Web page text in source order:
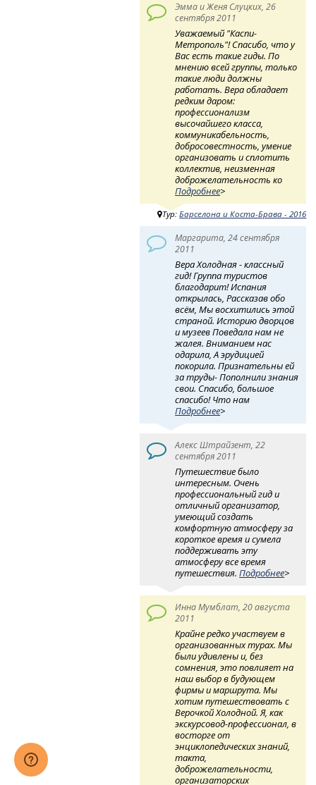
Эмма и Женя Слуцких, 26
сентября 2011
Уважаемый "Каспи-
Метрополь"! Спасибо, что у
Вас есть такие гиды. По
мнению всей группы, только
такие люди должны
работать. Вера обладает
редким даром:
профессионализм
высочайшего класса,
коммуникабельность,
добросовестность, умение
организовать и сплотить
коллектив, неизменная
доброжелательность ко
Подробнее>
Тур:Барселона и Коста-Брава - 2016
Маргарита, 24 сентября
2011
Вера Холодная - классный
гид! Группа туристов
благодарит! Испания
открылась, Рассказав обо
всём, Мы восхитились этой
страной. Историю дворцов
и музеев Поведала нам не
жалея. Вниманием нас
одарила, А эрудицией
покорила. Признательны ей
за труды- Пополнили знания
свои. Спасибо, большое
спасибо! Что нам
Подробнее>
Алекс Штрайзент, 22
сентября 2011
Путешествие было
интересным. Очень
профессиональный гид и
отличный организатор,
умеющий создать
комфортную атмосферу за
короткое время и сумела
поддерживать эту
атмосферу все время
путешествия.Подробнее>
Инна Мумблат, 20 августа
2011
Крайне редко участвуем в
организованных турах. Мы
были удивлены и, без
сомнения, это повлияет на
наш выбор в будующем
фирмы и маршрута. Мы
хотим путешествовать с
Верочкой Холодной. Я, как
экскурсовод-профессионал, в
восторге от
энциклопедических знаний,
такта,
доброжелательности,
организаторских